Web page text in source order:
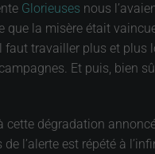
Glorieuses nous
que la misère était
travailler plus et plus
Et puis, bien
dégradation
l’alerte est répété à